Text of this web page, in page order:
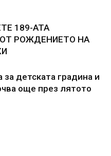
189-АТА
РОЖДЕНИЕТО НА
за детската градина и
още през лятото